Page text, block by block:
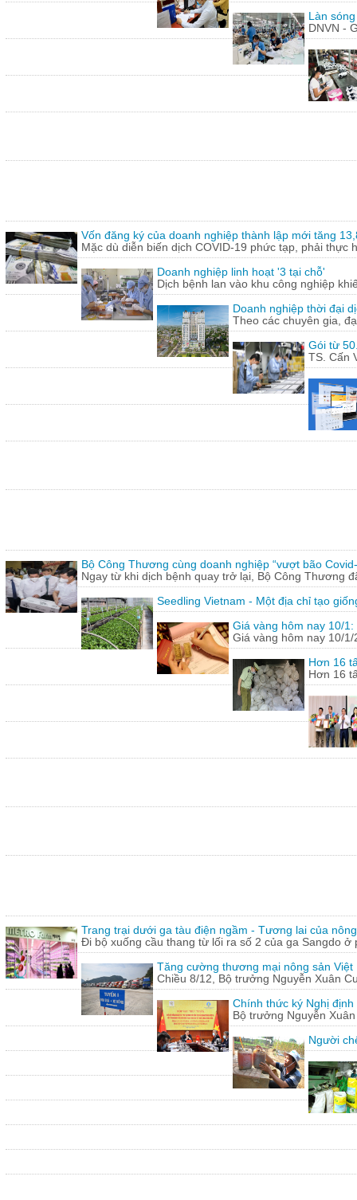
Làn
DNVN -
Vốn đăng ký của doanh nghiệp thành lập mới tăng
Mặc dù diễn biến dịch COVID-19 phức tạp, phải thực
Doanh nghiệp linh hoạt '3 tại chỗ'
Dịch bệnh lan vào khu công nghiệp
Doanh nghiệp thời đại
Theo các chuyên gia,
Gói từ
TS. Cấn
Bộ Công Thương cùng doanh nghiệp “vượt bão
Ngay từ khi dịch bệnh quay trở lại, Bộ Công Thương
Seedling Vietnam - Một địa chỉ tạo
Giá vàng hôm nay 10/
Giá vàng hôm nay 10/
Hơn 16
Hơn 16
Trang trại dưới ga tàu điện ngầm - Tương lai của
Đi bộ xuống cầu thang từ lối ra số 2 của ga Sangdo ở
Tăng cường thương mại nông sản Việt
Chiều 8/12, Bộ trưởng Nguyễn Xuân
Chính thức ký Nghị
Bộ trưởng Nguyễn
Người